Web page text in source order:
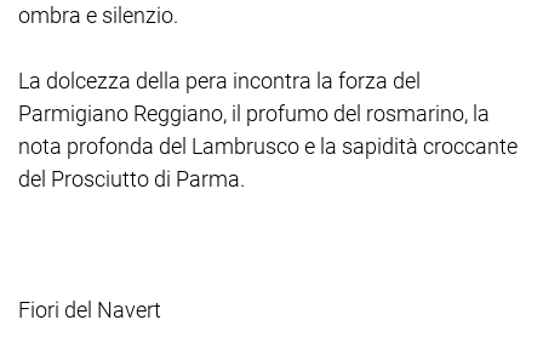
ombra e silenzio.
La dolcezza della pera incontra la forza del
Parmigiano Reggiano, il profumo del rosmarino, la
nota profonda del Lambrusco e la sapidità croccante
del Prosciutto di Parma.
Fiori del Navert